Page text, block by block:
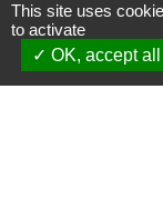
Diagnostics
This site uses
to activate
OK, accept all